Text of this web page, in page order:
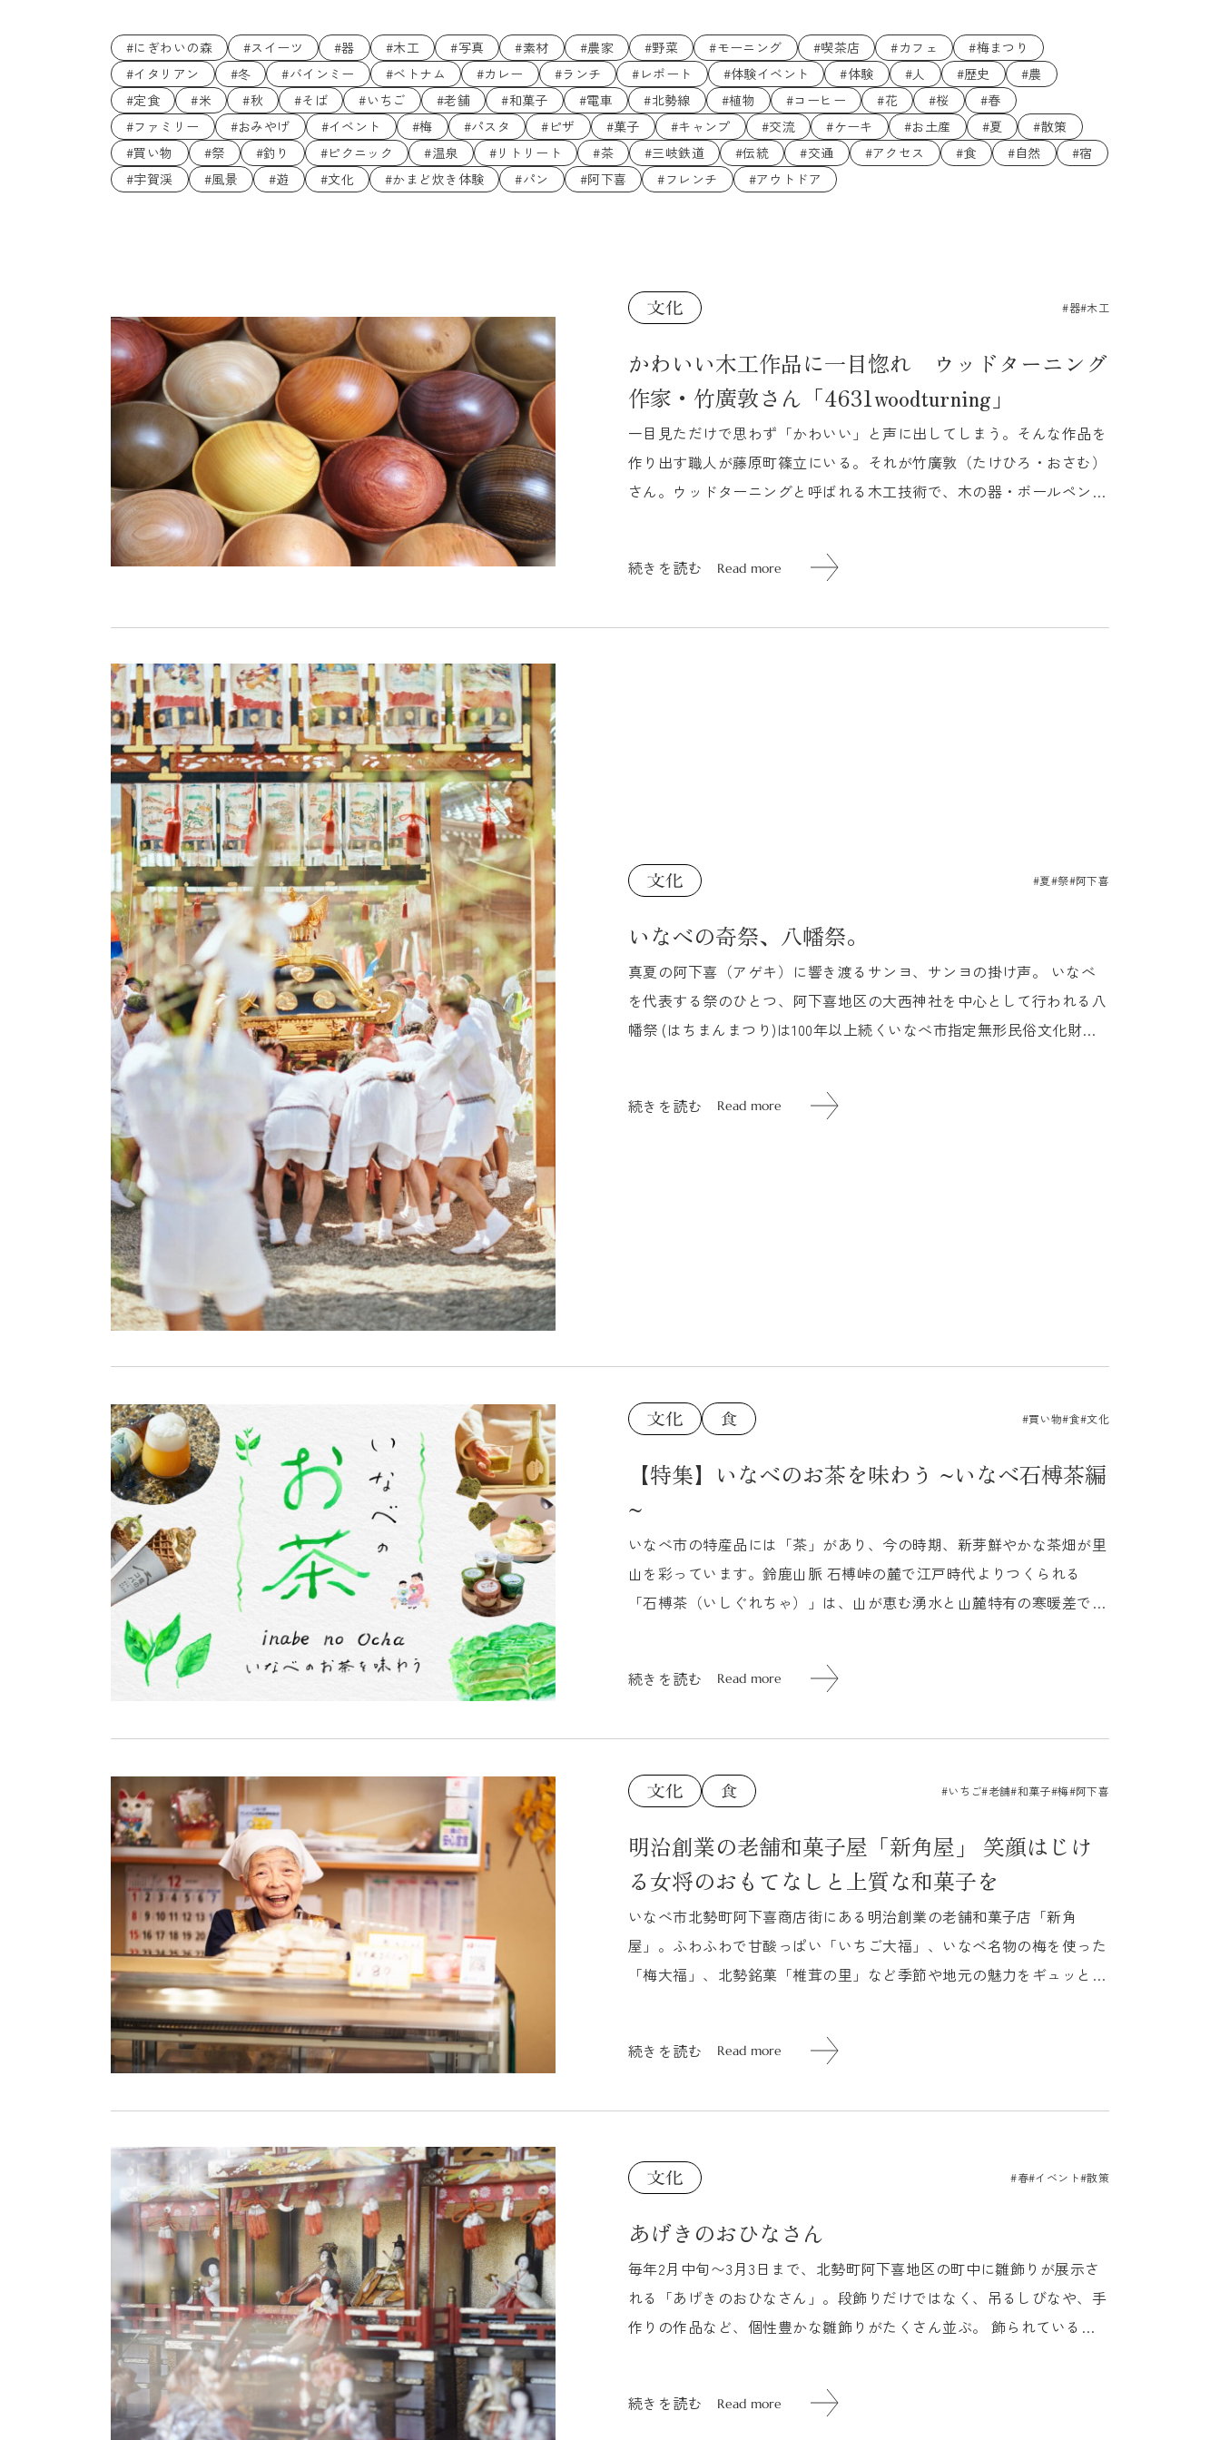
#にぎわいの森 #スイーツ #器 #木工 #写真 #素材 #農家 #野菜 #モーニング #喫茶店 #カフェ
#梅まつり
#イタリアン
#冬 #バインミー #ベトナム #カレー #ランチ #レポート #体験イベント #体験 #人 #歴史
#農
#定食
#米 #秋 #そば #いちご #老舗 #和菓子 #電車 #北勢線 #植物 #コーヒー #花 #桜
#春
#ファミリー
#おみやげ #イベント #梅 #パスタ #ピザ #菓子 #キャンプ #交流 #ケーキ #お土産 #夏
#散策
#買い物
#祭 #釣り #ピクニック #温泉 #リトリート #茶 #三岐鉄道 #伝統 #交通 #アクセス #食 #自然
#宿
#宇賀渓
#風景 #遊 #文化 #かまど炊き体験 #パン #阿下喜 #フレンチ #アウトドア
#器#木工
かわいい木工作品に一目惚れ ウッドターニング
作家・竹廣敦さん「4631woodturning」
一目見ただけで思わず「かわいい」と声に出してしまう。そんな作品を
作り出す職人が藤原町篠立にいる。それが竹廣敦（たけひろ・おさむ）
さん。ウッドターニングと呼ばれる木工技術で、木の器・ボールペン・
続きを読む Read more
#夏#祭#阿下喜
いなべの奇祭、八幡祭。
真夏の阿下喜（アゲキ）に響き渡るサンヨ、サンヨの掛け声。 いなべ
を代表する祭のひとつ、阿下喜地区の大西神社を中心として行われる八
幡祭 (はちまんまつり)は100年以上続くいなべ市指定無形民俗文化財の
続きを読む Read more
#買い物#食#文化
【特集】いなべのお茶を味わう ~いなべ石榑茶編
~
いなべ市の特産品には「茶」があり、今の時期、新芽鮮やかな茶畑が里
山を彩っています。鈴鹿山脈 石榑峠の麓で江戸時代よりつくられる
「石榑茶（いしぐれちゃ）」は、山が恵む湧水と山麓特有の寒暖差で育
続きを読む Read more
#いちご#老舗#和菓子#梅#阿下喜
明治創業の老舗和菓子屋「新角屋」 笑顔はじけ
る女将のおもてなしと上質な和菓子を
いなべ市北勢町阿下喜商店街にある明治創業の老舗和菓子店「新角
屋」。ふわふわで甘酸っぱい「いちご大福」、いなべ名物の梅を使った
「梅大福」、北勢銘菓「椎茸の里」など季節や地元の魅力をギュッと詰
続きを読む Read more
#春#イベント#散策
あげきのおひなさん
毎年2月中旬〜3月3日まで、北勢町阿下喜地区の町中に雛飾りが展示さ
れる「あげきのおひなさん」。段飾りだけではなく、吊るしびなや、手
作りの作品など、個性豊かな雛飾りがたくさん並ぶ。 飾られているの
続きを読む Read more